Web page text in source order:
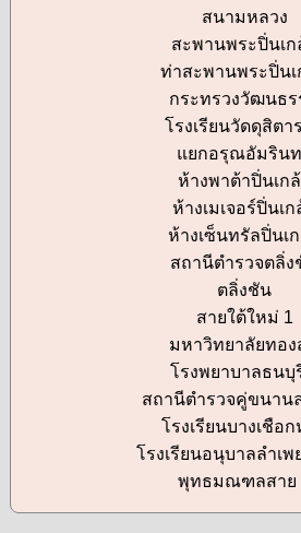
สนามหลวง
สะพานพระปิ่นเก
ท่าสะพานพระปิ่นเ
กระทรวงวัฒนธร
โรงเรียนวัดดุสิตา
แยกอรุณอัมริน
ห้างพาต้าปิ่นเก
ห้างเมเจอร์ปิ่นเก
ห้างเซ็นทรัลปิ่นเ
สถานีตำรวจตลิ่ง
ตลิ่งชัน
สายใต้ใหม่ 1
มหาวิทยาลัยทอง
โรงพยาบาลธนบุ
สถานีตำรวจคู่ขนาน
โรงเรียนบางเชือ
โรงเรียนอนุบาลลำเ
พุทธมณฑลสาย